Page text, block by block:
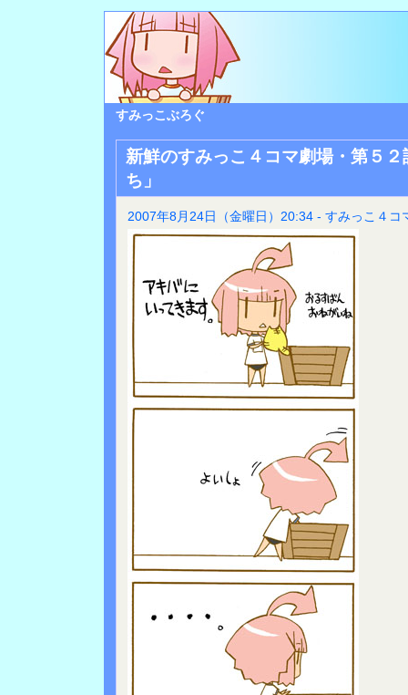
すみっこぶろぐ
新鮮のすみっこ４コマ劇場・第５
ち」
2007年8月24日（金曜日）20:34 - すみっこ４コ